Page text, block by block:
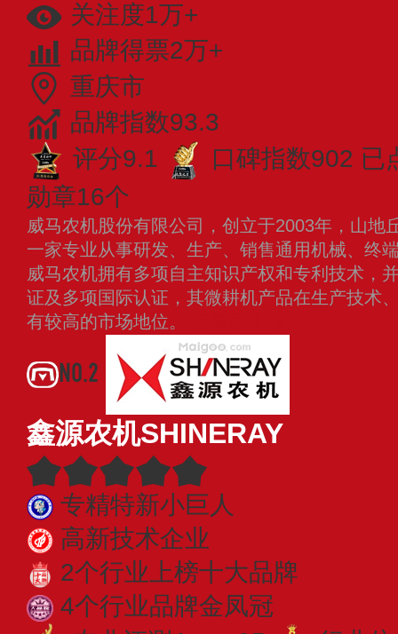
关注度1万+
品牌得票2万+
重庆市
品牌指数93.3
评分9.1
口碑指数902 已
勋章16个
威马农机股份有限公司，创立于2003年，山地
一家专业从事研发、生产、销售通用机械、终
威马农机拥有多项自主知识产权和专利技术，
证及多项国际认证，其微耕机产品在生产技术
有较高的市场地位。
NO.2
鑫源农机SHINERAY
专精特新小巨人
高新技术企业
2个行业上榜十大品牌
4个行业品牌金凤冠